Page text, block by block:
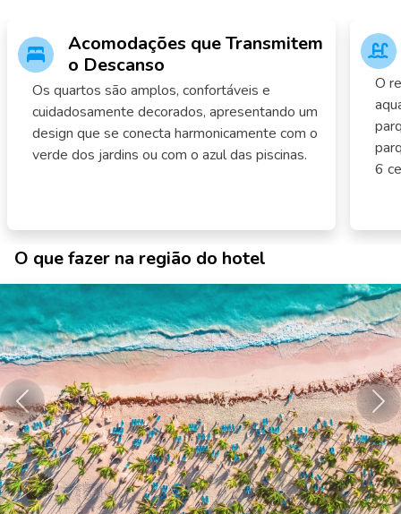
Acomodações que Transmitem
o Descanso
Os quartos são amplos, confortáveis e
cuidadosamente decorados, apresentando um
design que se conecta harmonicamente com o
verde dos jardins ou com o azul das piscinas.
O
6
O que fazer na região do hotel
Anterior